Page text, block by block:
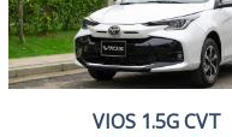
VIOS 1.5G CVT